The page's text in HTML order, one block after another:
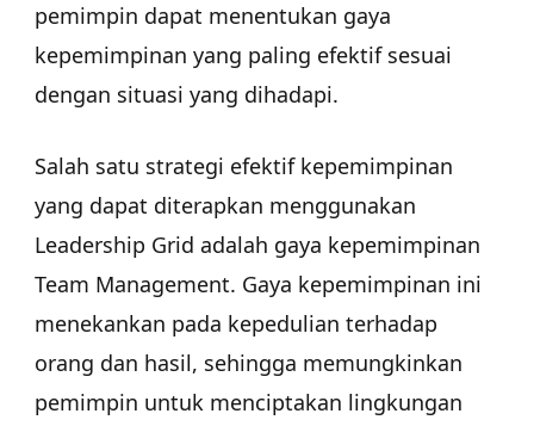
pemimpin dapat menentukan gaya
kepemimpinan yang paling efektif sesuai
dengan situasi yang dihadapi.
Salah satu strategi efektif kepemimpinan
yang dapat diterapkan menggunakan
Leadership Grid adalah gaya kepemimpinan
Team Management. Gaya kepemimpinan ini
menekankan pada kepedulian terhadap
orang dan hasil, sehingga memungkinkan
pemimpin untuk menciptakan lingkungan